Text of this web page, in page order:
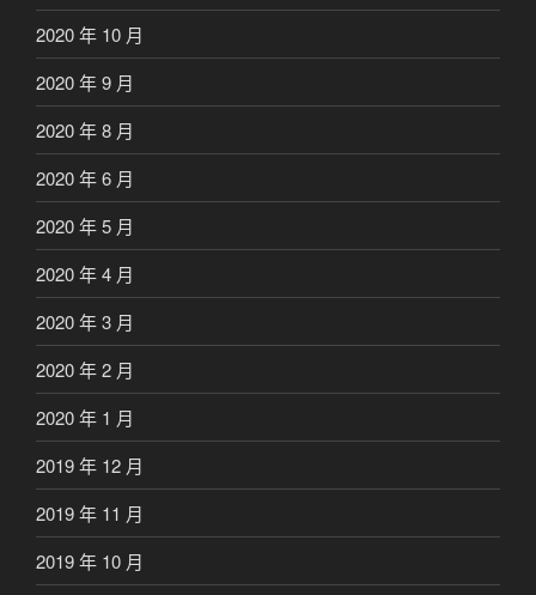
2020 年 10 月
2020 年 9 月
2020 年 8 月
2020 年 6 月
2020 年 5 月
2020 年 4 月
2020 年 3 月
2020 年 2 月
2020 年 1 月
2019 年 12 月
2019 年 11 月
2019 年 10 月